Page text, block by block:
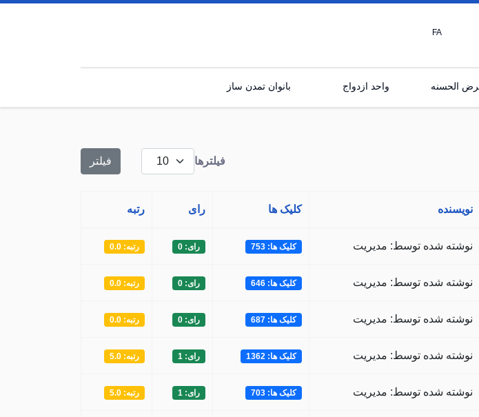
الحسنه واحد ازدواج بانوان تمدن ساز
فیلترها فیلتر
نویسنده کلیک ها رای رتبه
نوشته شده توسط: مدیریت کلیک ها: 753 رای: 0 رتبه: 0.0
نوشته شده توسط: مدیریت کلیک ها: 646 رای: 0 رتبه: 0.0
نوشته شده توسط: مدیریت کلیک ها: 687 رای: 0 رتبه: 0.0
نوشته شده توسط: مدیریت کلیک ها: 1362 رای: 1 رتبه: 5.0
نوشته شده توسط: مدیریت کلیک ها: 703 رای: 1 رتبه: 5.0